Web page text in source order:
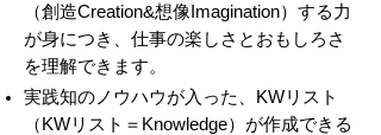
（創造Creation&想像Imagination）する力
が身につき、仕事の楽しさとおもしろさ
を理解できます。
実践知のノウハウが入った、KWリスト
（KWリスト＝Knowledge）が作成できる